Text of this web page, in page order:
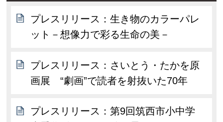
プレスリリース：生き物のカラーパレ
ット－想像力で彩る生命の美－
プレスリリース：さいとう・たかを原
画展 “劇画”で読者を射抜いた70年
プレスリリース：第9回筑西市小中学